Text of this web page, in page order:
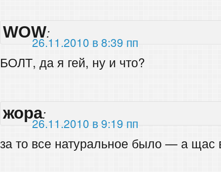
WOW:
26.11.2010 в 8:39 пп
БОЛТ, да я гей, ну и что?
жора:
26.11.2010 в 9:19 пп
за то все натуральное было — а